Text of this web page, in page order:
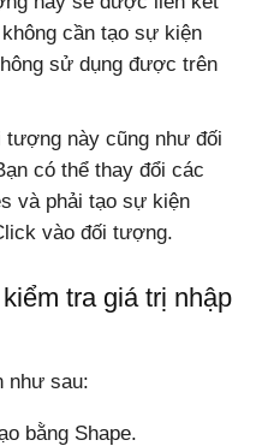
cần tạo sự kiện
sử dụng được trên
này cũng như đối
có thể thay đổi các
và phải tạo sự kiện
vào đối tượng.
tra giá trị nhập
như sau:
bằng Shape.